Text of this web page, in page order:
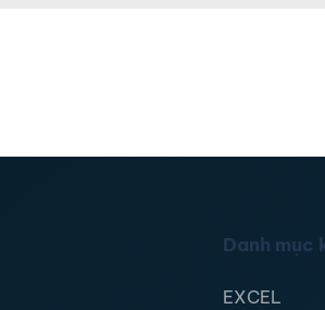
Danh mục
EXCEL